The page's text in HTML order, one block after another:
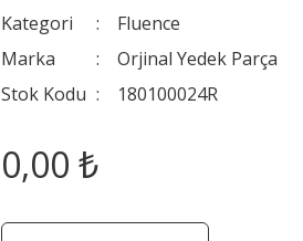
Kategori
Fluence
Marka
Orjinal Yedek Parça
Stok Kodu
180100024R
0,00 ₺